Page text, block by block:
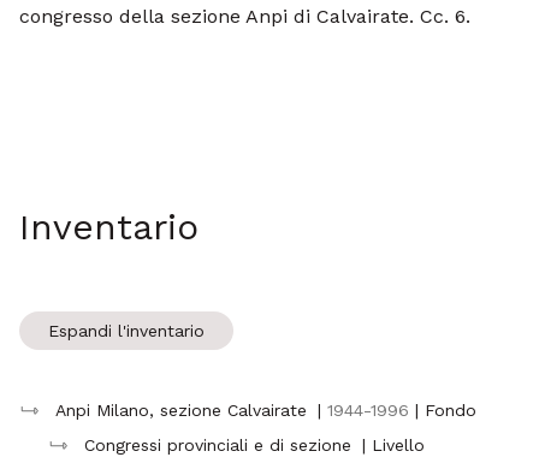
congresso della sezione Anpi di Calvairate. Cc. 6.
Inventario
Espandi l'inventario
Anpi Milano, sezione Calvairate | 1944-1996 | Fondo
Congressi provinciali e di sezione
| Livello